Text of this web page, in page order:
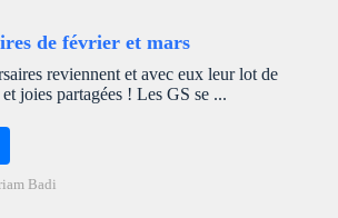
de février et mars
reviennent et avec eux leur lot de
joies partagées ! Les GS se ...
Badi